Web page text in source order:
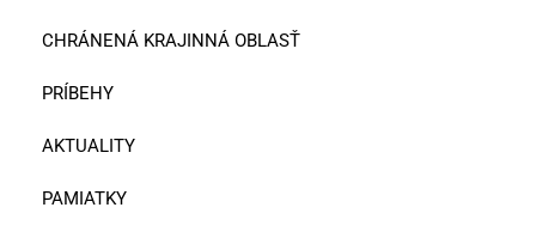
CHRÁNENÁ KRAJINNÁ OBLASŤ
PRÍBEHY
AKTUALITY
PAMIATKY